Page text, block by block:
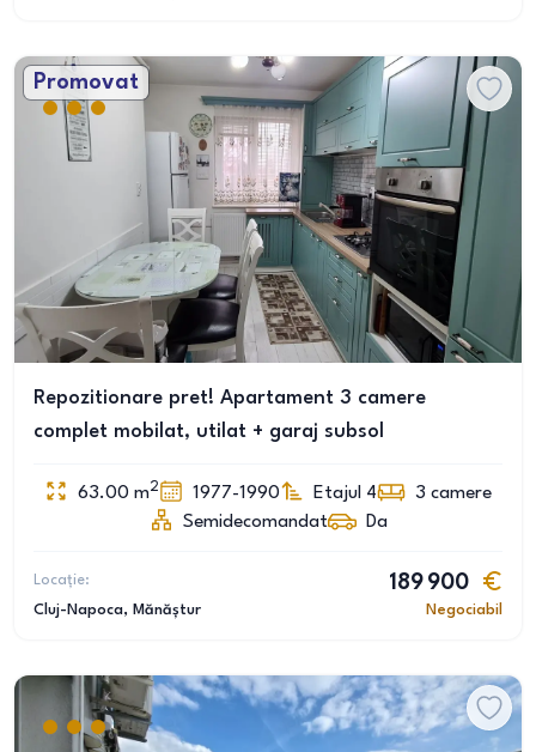
Promovat
Repozitionare pret! Apartament 3 camere
complet mobilat, utilat + garaj subsol
63.00 m2 1977-1990 Etajul 4 3 camere
Semidecomandat
Da
Locație:
Cluj-Napoca, Mănăștur
189 900
Negociabil